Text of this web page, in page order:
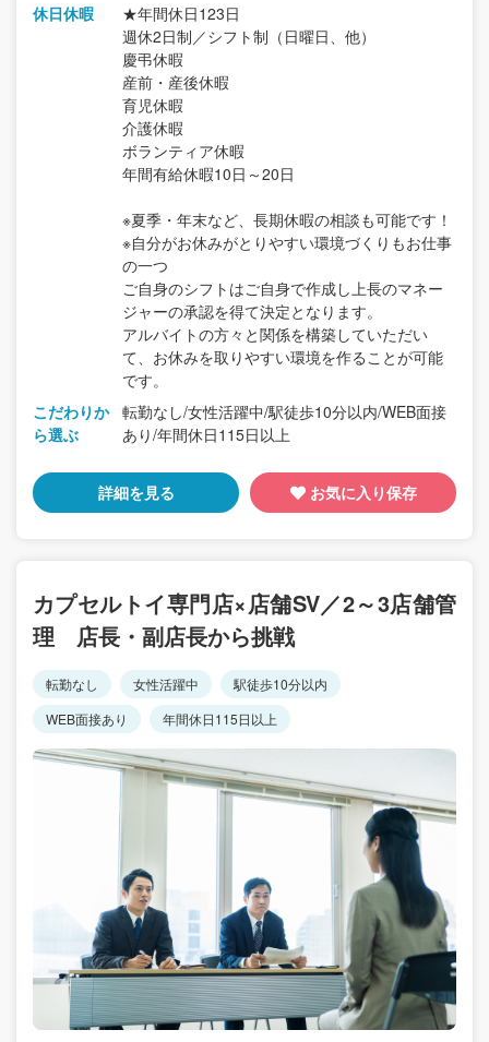
休日休暇
★年間休日123日
週休2日制／シフト制（日曜日、他）
慶弔休暇
産前・産後休暇
育児休暇
介護休暇
ボランティア休暇
年間有給休暇10日～20日
※夏季・年末など、長期休暇の相談も可能です！
※自分がお休みがとりやすい環境づくりもお仕事
の一つ
ご自身のシフトはご自身で作成し上長のマネー
ジャーの承認を得て決定となります。
アルバイトの方々と関係を構築していただい
て、お休みを取りやすい環境を作ることが可能
です。
こだわりか
ら選ぶ
転勤なし/女性活躍中/駅徒歩10分以内/WEB面接
あり/年間休日115日以上
詳細を見る お気に入り保存
カプセルトイ専門店×店舗SV／2～3店舗管
理 店長・副店長から挑戦
転勤なし 女性活躍中
駅徒歩10分以内
WEB面接あり
年間休日115日以上